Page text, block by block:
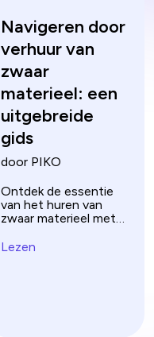
Navigeren door
verhuur van
zwaar
materieel: een
uitgebreide
gids
door PIKO
Ontdek de essentie
van het huren van
zwaar materieel met
Leer tips, vermijd
Lezen